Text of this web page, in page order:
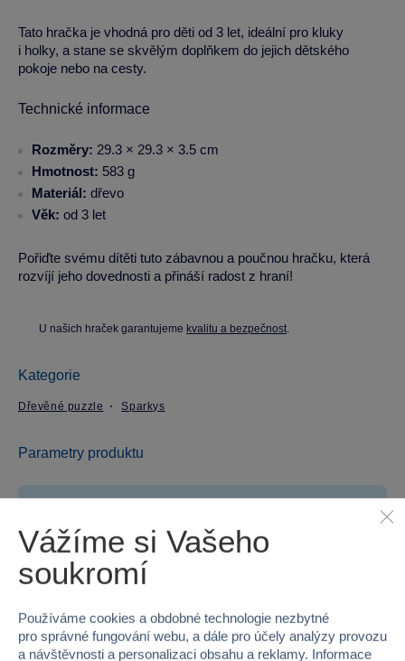
Tato hračka je vhodná pro děti od 3 let, ideální pro kluky
i holky, a stane se skvělým doplňkem do jejich dětského
pokoje nebo na cesty.
Technické informace
Rozměry: 29.3 × 29.3 × 3.5 cm
Hmotnost: 583 g
Materiál: dřevo
Věk: od 3 let
Pořiďte svému dítěti tuto zábavnou a poučnou hračku, která
rozvíjí jeho dovednosti a přináší radost z hraní!
U našich hraček garantujeme kvalitu a bezpečnost.
Kategorie
Dřevěné puzzle Sparkys
Parametry produktu
Kód produktu 16TK-L675
Značka
Řada BABU
Vážíme si Vašeho
soukromí
Používáme cookies a obdobné technologie nezbytné
pro správné fungování webu, a dále pro účely analýzy provozu
a návštěvnosti a personalizaci obsahu a reklamy. Informace